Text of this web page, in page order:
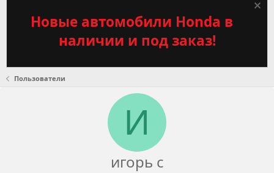
Новые автомобили Honda в
наличии и под заказ!
Пользователи
И
игорь с